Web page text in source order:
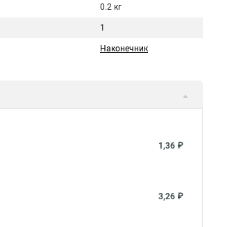
0.2 кг
1
Наконечник
1,36 ₽
3,26 ₽